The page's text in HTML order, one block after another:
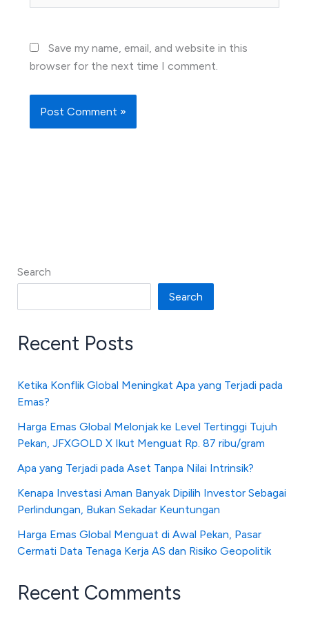
Save my name, email, and website in this
browser for the next time I comment.
Search
Search
Recent Posts
Ketika Konflik Global Meningkat Apa yang Terjadi pada
Emas?
Harga Emas Global Melonjak ke Level Tertinggi Tujuh
Pekan, JFXGOLD X Ikut Menguat Rp. 87 ribu/gram
Apa yang Terjadi pada Aset Tanpa Nilai Intrinsik?
Kenapa Investasi Aman Banyak Dipilih Investor Sebagai
Perlindungan, Bukan Sekadar Keuntungan
Harga Emas Global Menguat di Awal Pekan, Pasar
Cermati Data Tenaga Kerja AS dan Risiko Geopolitik
Recent Comments